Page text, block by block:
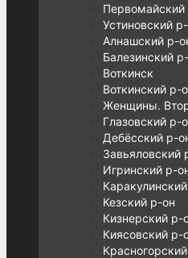
Первомайский
Устиновский
Алнашский р-
Балезинский
Воткинск
Воткинский р-
Женщины.
Глазовский р-
Дебёсский р-
Завьяловский
Игринский р-
Кезский р-он
Кизнерский р-
Киясовский р-